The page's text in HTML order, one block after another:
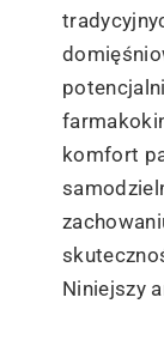
komfort
Niniejszy